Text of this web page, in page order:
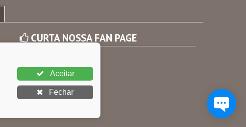
CURTA NOSSA FAN PAGE
Aceitar
Fechar